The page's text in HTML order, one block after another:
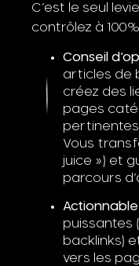
C’est le seul
contrôlez à 100%.
Conseil
articles de
créez des
pages
pertinentes
Vous
juice ») et
parcours
Actionnable
puissantes
backlinks)
vers les